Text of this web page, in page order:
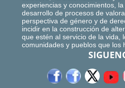
experiencias y conocimientos,
desarrollo de procesos de
perspectiva de género y de
incidir en la construcción de
que estén al servicio de la vida,
comunidades y pueblos que los